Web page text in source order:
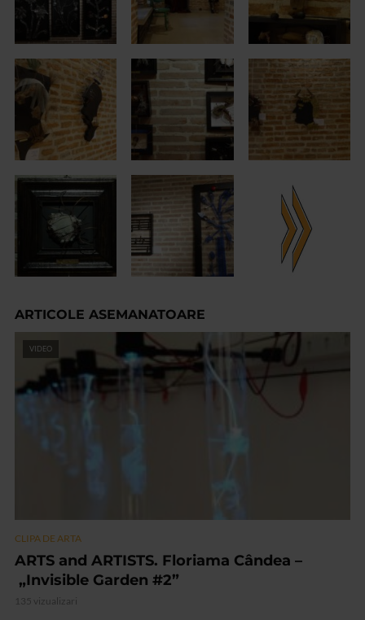
ARTICOLE ASEMANATOARE
VIDEO
CLIPA DE ARTA
ARTS and ARTISTS. Floriama Cândea –
„Invisible Garden #2”
135 vizualizari